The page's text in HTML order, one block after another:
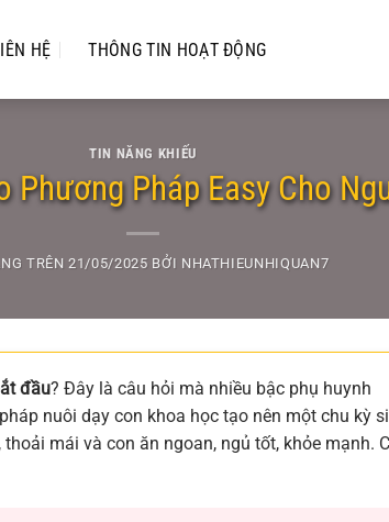
HỆ THÔNG TIN HOẠT ĐỘNG
TIN NĂNG KHIẾU
Phương Pháp Easy Cho
TRÊN21/05/2025 BỞI NHATHIEUNHIQUAN7
đầu? Đây là câu hỏi mà nhiều bậc phụ huynh
nuôi dạy con khoa học tạo nên một chu kỳ
mái và con ăn ngoan, ngủ tốt, khỏe mạnh.